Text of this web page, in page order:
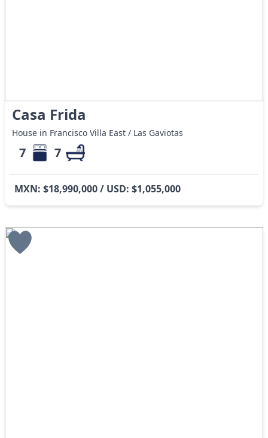
Casa Frida
House in Francisco Villa East / Las Gaviotas
7 7
MXN: $18,990,000 / USD: $1,055,000